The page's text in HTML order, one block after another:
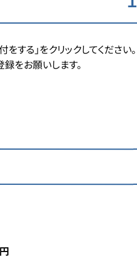
する」をクリックしてください。
をお願いします。
円